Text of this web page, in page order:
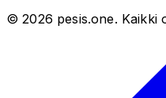
©2026 pesis.one. Kaikki